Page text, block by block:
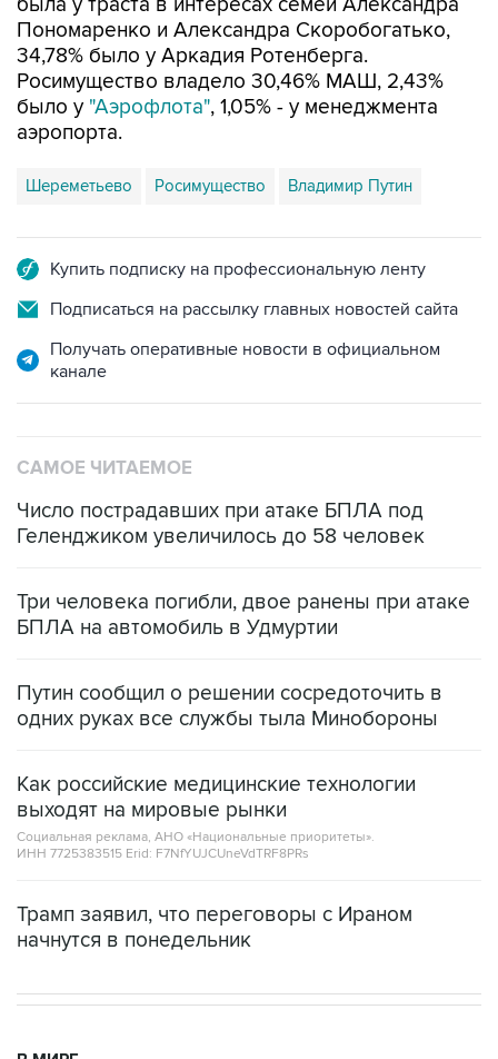
Пономаренко и Александра Скоробогатько,
34,78% было у Аркадия Ротенберга.
Росимущество владело 30,46% МАШ, 2,43%
было у "Аэрофлота", 1,05% - у менеджмента
аэропорта.
Шереметьево Росимущество Владимир Путин
Купить подписку на профессиональную ленту
Подписаться на рассылку главных новостей сайта
Получать оперативные новости в официальном
канале
САМОЕ ЧИТАЕМОЕ
Число пострадавших при атаке БПЛА под
Геленджиком увеличилось до 58 человек
Три человека погибли, двое ранены при атаке
БПЛА на автомобиль в Удмуртии
Путин сообщил о решении сосредоточить в
одних руках все службы тыла Минобороны
Как российские медицинские технологии
выходят на мировые рынки
Социальная реклама, АНО «Национальные приоритеты».
ИНН 7725383515 Erid: F7NfYUJCUneVdTRF8PRs
Трамп заявил, что переговоры с Ираном
начнутся в понедельник